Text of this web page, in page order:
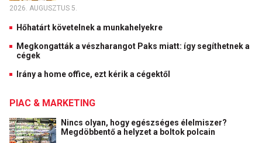
2026. AUGUSZTUS 5.
Hőhatárt követelnek a munkahelyekre
Megkongatták a vészharangot Paks miatt: így segíthetnek a
cégek
Irány a home office, ezt kérik a cégektől
PIAC & MARKETING
Nincs olyan, hogy egészséges élelmiszer?
Megdöbbentő a helyzet a boltok polcain